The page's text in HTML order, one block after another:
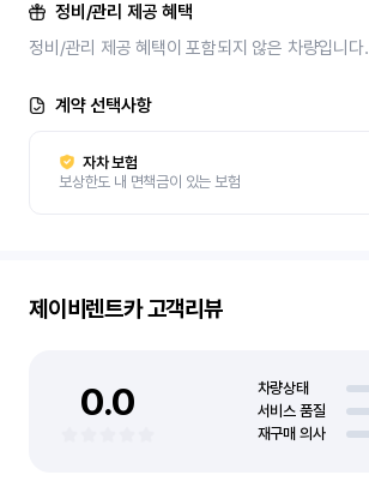
정비/관리 제공 혜택
정비/관리 제공 혜택이 포함되지 않은 차량입니다.
계약 선택사항
자차 보험
보상한도 내 면책금이 있는 보험
제이비렌트카고객리뷰
0.0 차량상태
서비스 품질
재구매 의사